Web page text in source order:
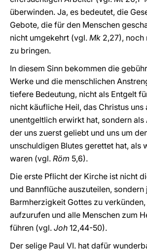
überwinden. Ja, es bedeutet, die
Gebote, die für den Menschen
nicht umgekehrt (vgl. Mk 2,27), noch
zu bringen.
In diesem Sinn bekommen die
Werke und die menschlichen
tiefere Bedeutung, nicht als Entgelt
nicht käufliche Heil, das Christus uns
unentgeltlich erwirkt hat, sondern als
der uns zuerst geliebt und uns um
unschuldigen Blutes gerettet hat, als
waren (vgl. Röm 5,6).
Die erste Pflicht der Kirche ist nicht
und Bannflüche auszuteilen, sondern
Barmherzigkeit Gottes zu
aufzurufen und alle Menschen zum
führen (vgl. Joh 12,44-50).
Der selige Paul VI. hat dafür